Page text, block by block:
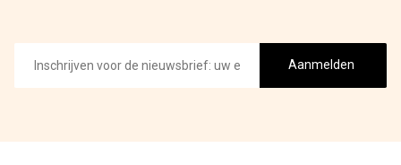
mailadres
Aanmelden